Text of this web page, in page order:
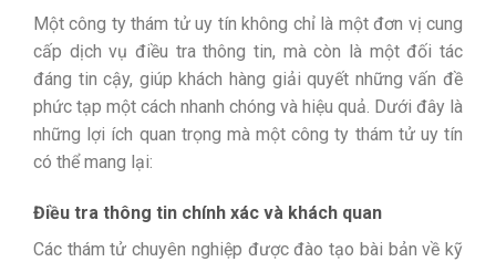
Một công ty thám tử uy tín không chỉ là một đơn vị cung
cấp dịch vụ điều tra thông tin, mà còn là một đối tác
đáng tin cậy, giúp khách hàng giải quyết những vấn đề
phức tạp một cách nhanh chóng và hiệu quả. Dưới đây là
những lợi ích quan trọng mà một công ty thám tử uy tín
có thể mang lại:
Điều tra thông tin chính xác và khách quan
Các thám tử chuyên nghiệp được đào tạo bài bản về kỹ